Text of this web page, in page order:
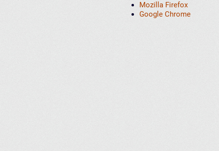
Mozilla Firefox
Google Chrome